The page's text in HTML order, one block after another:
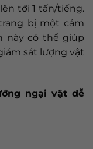
tới 1 tấn/tiếng.
bị một cảm
này có thể giúp
sát lượng vật
ngại vật dễ